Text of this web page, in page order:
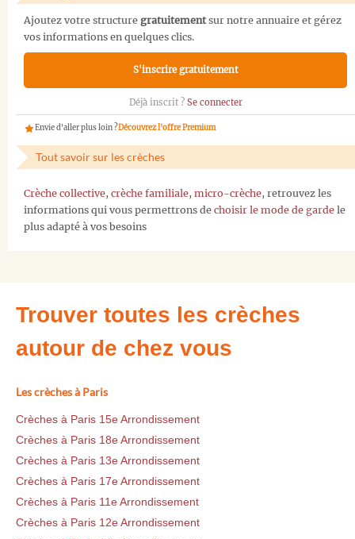
Ajoutez votre structure gratuitementsur notre annuaire et gérez
vos informations en quelques clics.
S'inscrire gratuitement
Déjà inscrit ? Se connecter
Envie d'aller plus loin ?Découvrez l'offre Premium
Tout savoir sur les crèches
Crèche collective, crèche familiale, micro-crèche, retrouvez les
informations qui vous permettrons de choisir le mode de garde le
plus adapté à vos besoins
Trouver toutes les crèches
autour de chez vous
Les crèches à Paris
Crèches à Paris 15e Arrondissement
Crèches à Paris 18e Arrondissement
Crèches à Paris 13e Arrondissement
Crèches à Paris 17e Arrondissement
Crèches à Paris 11e Arrondissement
Crèches à Paris 12e Arrondissement